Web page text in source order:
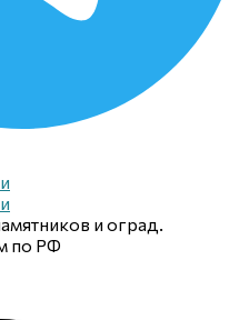
и оград.
по РФ